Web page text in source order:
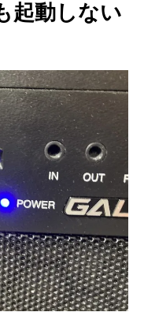
起動しない